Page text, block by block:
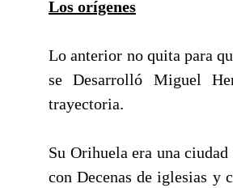
Los orígenes
Lo anterior no quita para
se Desarrolló Miguel
trayectoria.
Su Orihuela era una
con Decenas de iglesias y